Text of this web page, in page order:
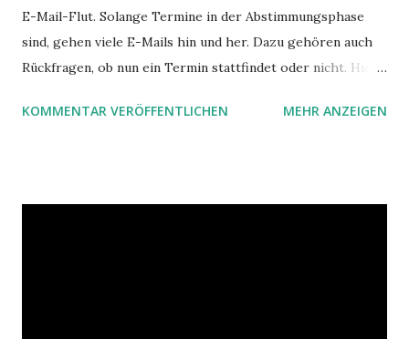
E-Mail-Flut. Solange Termine in der Abstimmungsphase
sind, gehen viele E-Mails hin und her. Dazu gehören auch
Rückfragen, ob nun ein Termin stattfindet oder nicht. Hier
Hilfe von Outlook.
KOMMENTAR VERÖFFENTLICHEN MEHR ANZEIGEN